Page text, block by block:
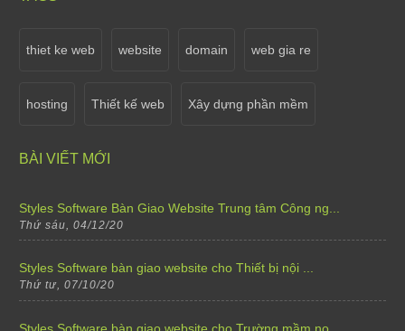
thiet ke web website domain web gia re
hosting Thiết kế web Xây dựng phần mềm
BÀI VIẾT MỚI
Thứ bảy, 02/04/22
Thứ năm, 31/12/20
Styles Software Bàn Giao Website 7 Bridges
Thứ hai, 07/12/20
Styles Software Bàn Giao Website Trung tâm Công ng...
Thứ sáu, 04/12/20
Styles Software bàn giao website cho Thiết bị nội ...
Thứ tư, 07/10/20